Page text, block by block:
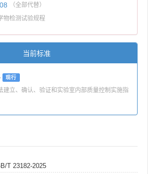
（全部代替）
物检测试验规程
当前标准
现行
建立、确认、验证和实验室内部质量控制实施指
T 23182-2025